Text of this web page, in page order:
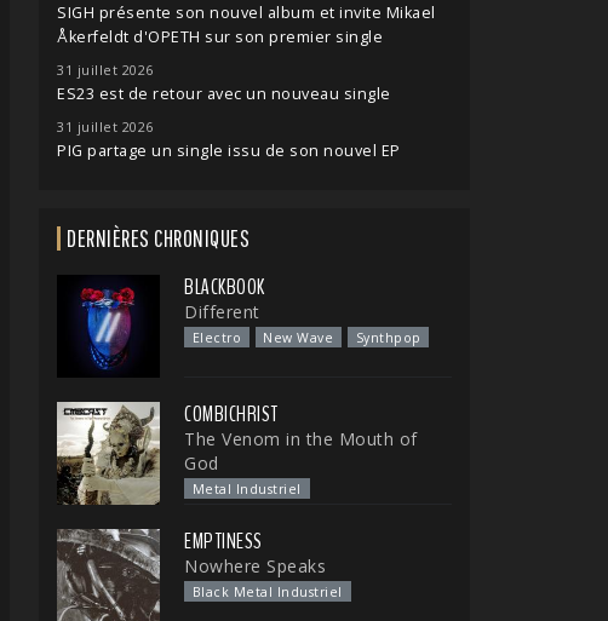
SIGH présente son nouvel album et invite Mikael
Åkerfeldt d'OPETH sur son premier single
31 juillet 2026
ES23 est de retour avec un nouveau single
31 juillet 2026
PIG partage un single issu de son nouvel EP
DERNIÈRES CHRONIQUES
BLACKBOOK
Different
Electro New Wave Synthpop
COMBICHRIST
The Venom in the Mouth of
God
Metal Industriel
EMPTINESS
Nowhere Speaks
Black Metal Industriel